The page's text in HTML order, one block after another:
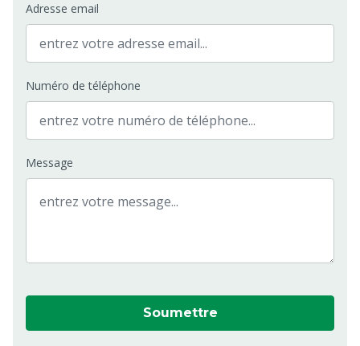
Adresse email
Numéro de téléphone
Message
Soumettre